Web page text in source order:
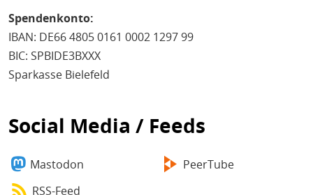
Spendenkonto:
IBAN: DE66 4805 0161 0002 1297 99
BIC: SPBIDE3BXXX
Sparkasse Bielefeld
Social Media / Feeds
Mastodon
PeerTube
RSS-Feed